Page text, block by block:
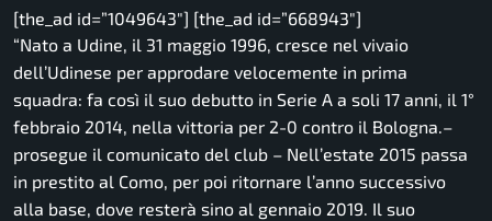
[the_ad id=”1049643″] [the_ad id=”668943″]
“Nato a Udine, il 31 maggio 1996, cresce nel vivaio
dell’Udinese per approdare velocemente in prima
squadra: fa così il suo debutto in Serie A a soli 17 anni, il 1°
febbraio 2014, nella vittoria per 2-0 contro il Bologna.–
prosegue il comunicato del club – Nell’estate 2015 passa
in prestito al Como, per poi ritornare l’anno successivo
alla base, dove resterà sino al gennaio 2019. Il suo